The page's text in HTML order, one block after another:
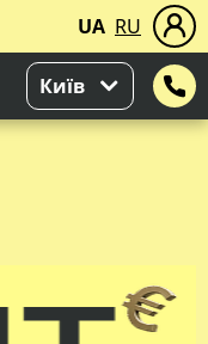
UA RU
Київ